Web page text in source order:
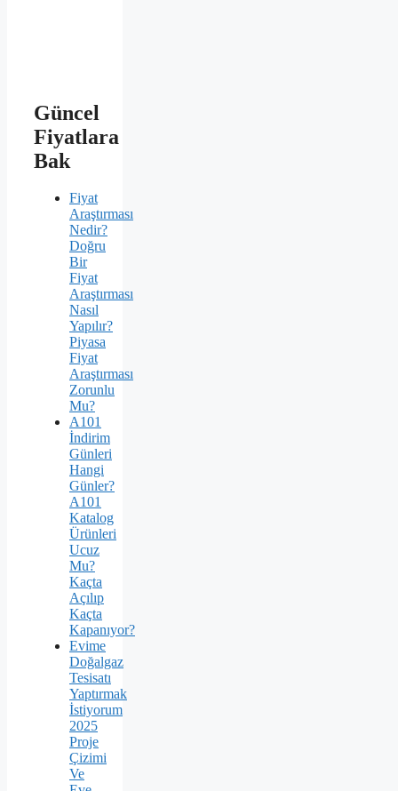
Güncel
Fiyatlara
Bak
Fiyat
Araştırması
Nedir?
Doğru
Bir
Fiyat
Araştırması
Nasıl
Yapılır?
Piyasa
Fiyat
Araştırması
Zorunlu
Mu?
A101
İndirim
Günleri
Hangi
Günler?
A101
Katalog
Ürünleri
Ucuz
Mu?
Kaçta
Açılıp
Kaçta
Kapanıyor?
Evime
Doğalgaz
Tesisatı
Yaptırmak
İstiyorum
2025
Proje
Çizimi
Ve